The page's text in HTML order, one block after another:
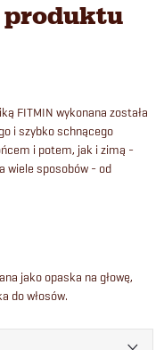
produktu
FITMIN wykonana została
i szybko schnącego
i potem, jak i zimą -
wiele sposobów - od
jako opaska na głowę,
do włosów.